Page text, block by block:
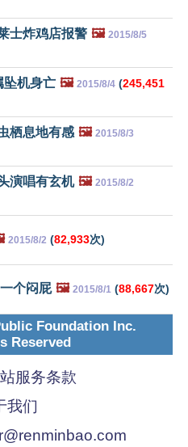
士炸鸡店报警 🖼️ 2015/8/5
坠机身亡 🖼️ 2015/8/4 (245,451
栖息地有感 🖼️ 2015/8/3
演唱有玄机 🖼️ 2015/8/2
2015/8/2 (82,933次)
个闷屁 🖼️ 2015/8/1 (88,667次)
Foundation Inc.
Reserved
服务条款
我们